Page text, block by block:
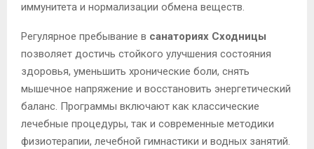
иммунитета и нормализации обмена веществ.
Регулярное пребывание в санаториях Сходницы
позволяет достичь стойкого улучшения состояния
здоровья, уменьшить хронические боли, снять
мышечное напряжение и восстановить энергетический
баланс. Программы включают как классические
лечебные процедуры, так и современные методики
физиотерапии, лечебной гимнастики и водных занятий.